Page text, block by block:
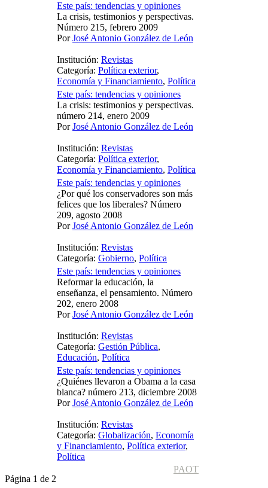
Este país: tendencias y opiniones
La crisis, testimonios y perspectivas.
Número 215, febrero 2009
PorJosé Antonio González de León
Institución: Revistas
Categoría: Política exterior,
Economía y Financiamiento, Política
Este país: tendencias y opiniones
La crisis: testimonios y perspectivas.
número 214, enero 2009
PorJosé Antonio González de León
Institución: Revistas
Categoría: Política exterior,
Economía y Financiamiento, Política
Este país: tendencias y opiniones
¿Por qué los conservadores son más
felices que los liberales? Número
209, agosto 2008
PorJosé Antonio González de León
Institución: Revistas
Categoría: Gobierno, Política
Este país: tendencias y opiniones
Reformar la educación, la
enseñanza, el pensamiento. Número
202, enero 2008
PorJosé Antonio González de León
Institución: Revistas
Categoría: Gestión Pública,
Educación, Política
Este país: tendencias y opiniones
¿Quiénes llevaron a Obama a la casa
blanca? número 213, diciembre 2008
PorJosé Antonio González de León
Institución: Revistas
Categoría: Globalización, Economía
y Financiamiento, Política exterior,
Política
PAOT
Página 1 de 2